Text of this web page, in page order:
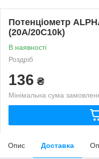
Потенціометр
(20A/20C10k)
В наявності
Роздріб
136 ₴
Мінімальна сума
Опис Доставка